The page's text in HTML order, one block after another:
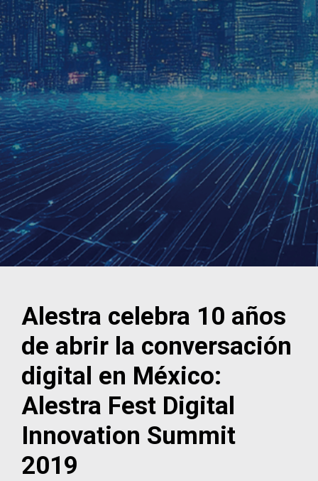
Alestra celebra 10 años
de abrir la conversación
digital en México:
Alestra Fest Digital
Innovation Summit
2019